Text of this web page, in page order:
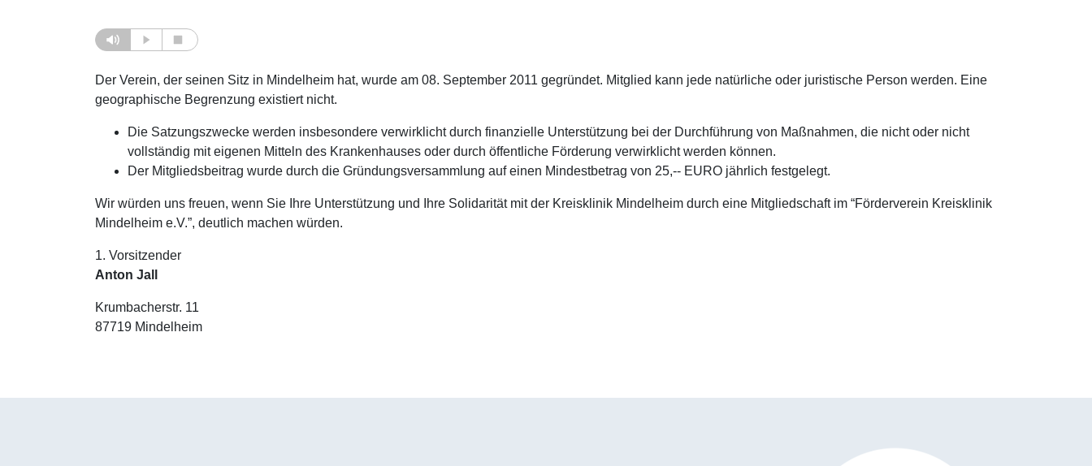
Der Verein, der seinen Sitz in Mindelheim hat, wurde am 08. September 2011 gegründet. Mitglied kann jede natürliche oder juristische Person werden. Eine
geographische Begrenzung existiert nicht.
Die Satzungszwecke werden insbesondere verwirklicht durch finanzielle Unterstützung bei der Durchführung von Maßnahmen, die nicht oder nicht
vollständig mit eigenen Mitteln des Krankenhauses oder durch öffentliche Förderung verwirklicht werden können.
Der Mitgliedsbeitrag wurde durch die Gründungsversammlung auf einen Mindestbetrag von 25,-- EURO jährlich festgelegt.
Wir würden uns freuen, wenn Sie Ihre Unterstützung und Ihre Solidarität mit der Kreisklinik Mindelheim durch eine Mitgliedschaft im “Förderverein Kreisklinik
Mindelheim e.V.”, deutlich machen würden.
1. Vorsitzender
Anton Jall
Krumbacherstr. 11
87719 Mindelheim